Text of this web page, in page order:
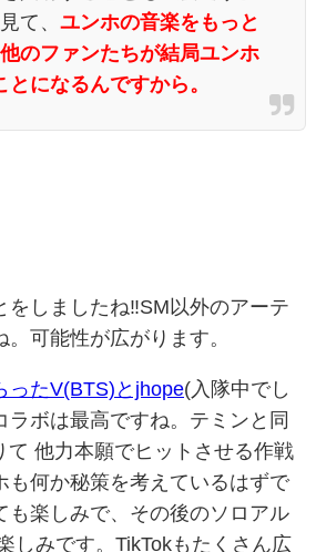
て、 ユンホの音楽をもっと
のファンたちが結局ユンホ
とになるんですから。
をしましたね‼️SM以外のアーテ
。可能性が広がります。
ったV(BTS)とjhope(入隊中でし
ラボは最高ですね。テミンと同
て 他力本願でヒットさせる作戦
も何か秘策を考えているはずで
も楽しみで、その後のソロアル
しみです。TikTokもたくさん広